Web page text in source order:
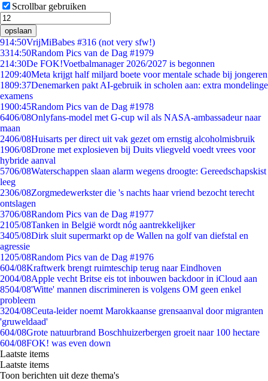
Scrollbar gebruiken
opslaan
914:50VrijMiBabes #316 (not very sfw!)
3314:50Random Pics van de Dag #1979
214:30De FOK!Voetbalmanager 2026/2027 is begonnen
1209:40Meta krijgt half miljard boete voor mentale schade bij jongeren
1809:37Denemarken pakt AI-gebruik in scholen aan: extra mondelinge
examens
1900:45Random Pics van de Dag #1978
6406/08Onlyfans-model met G-cup wil als NASA-ambassadeur naar
maan
2406/08Huisarts per direct uit vak gezet om ernstig alcoholmisbruik
1906/08Drone met explosieven bij Duits vliegveld voedt vrees voor
hybride aanval
5706/08Waterschappen slaan alarm wegens droogte: Gereedschapskist
leeg
2306/08Zorgmedewerkster die 's nachts haar vriend bezocht terecht
ontslagen
3706/08Random Pics van de Dag #1977
2105/08Tanken in België wordt nóg aantrekkelijker
3405/08Dirk sluit supermarkt op de Wallen na golf van diefstal en
agressie
1205/08Random Pics van de Dag #1976
604/08Kraftwerk brengt ruimteschip terug naar Eindhoven
2004/08Apple vecht Britse eis tot inbouwen backdoor in iCloud aan
8504/08'Witte' mannen discrimineren is volgens OM geen enkel
probleem
3204/08Ceuta-leider noemt Marokkaanse grensaanval door migranten
'gruweldaad'
604/08Grote natuurbrand Boschhuizerbergen groeit naar 100 hectare
604/08FOK! was even down
Laatste items
Laatste items
Toon berichten uit deze thema's